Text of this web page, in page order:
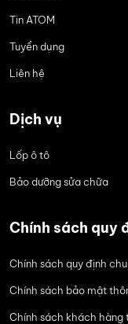
Tin ATOM
Tuyển dụng
Liên hệ
Dịch vụ
Lốp ô tô
Bảo dưỡng sửa chữa
Chính sách quy
Chính sách quy định
Chính sách bảo mật
Chính sách khách hàng